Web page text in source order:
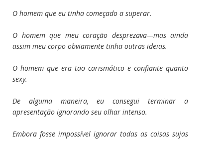
O homem que eu tinha começado a superar.
O homem que meu coração desprezava—mas ainda
assim meu corpo obviamente tinha outras ideias.
O homem que era tão carismático e confiante quanto
sexy.
De alguma maneira, eu consegui terminar a
apresentação ignorando seu olhar intenso.
Embora fosse impossível ignorar todas as coisas sujas